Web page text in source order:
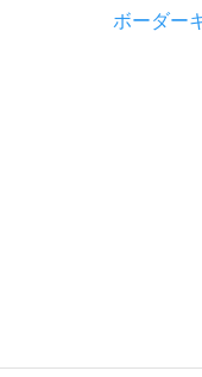
ボーダー